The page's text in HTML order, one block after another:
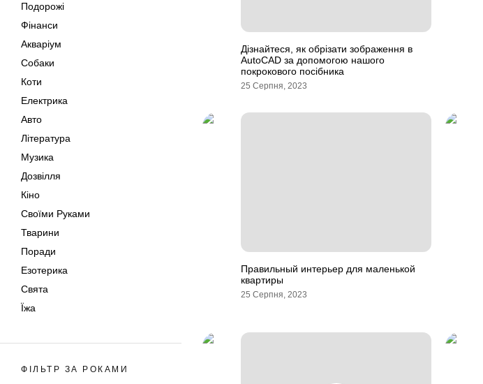
Подорожі
Фінанси
Акваріум
Собаки
Коти
Електрика
Авто
Література
Музика
Дозвілля
Кіно
Своїми Руками
Тварини
Поради
Езотерика
Свята
Їжа
ФІЛЬТР ЗА РОКАМИ
Дізнайтеся, як обрізати зображення в
AutoCAD за допомогою нашого
покрокового посібника
25 Серпня, 2023
Правильный интерьер для маленькой
квартиры
25 Серпня, 2023